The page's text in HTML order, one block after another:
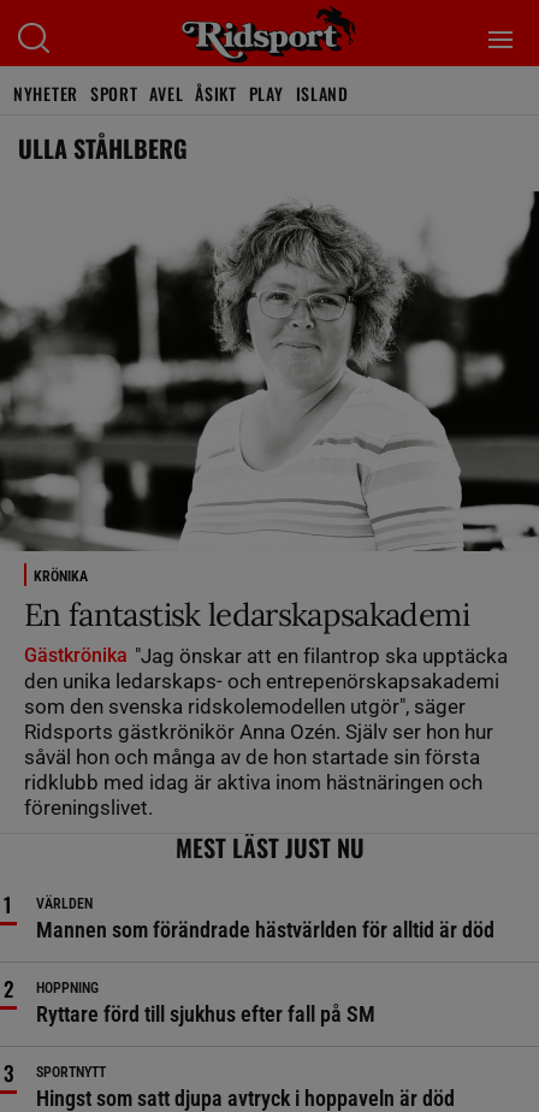
NYHETER SPORT AVEL ÅSIKT PLAY ISLAND
ULLA STÅHLBERG
KRÖNIKA
En fantastisk ledarskapsakademi
Gästkrönika "Jag önskar att en filantrop ska upptäcka
den unika ledarskaps- och entrepenörskapsakademi
som den svenska ridskolemodellen utgör", säger
Ridsports gästkrönikör Anna Ozén. Själv ser hon hur
såväl hon och många av de hon startade sin första
ridklubb med idag är aktiva inom hästnäringen och
föreningslivet.
MEST LÄST JUST NU
VÄRLDEN
Mannen som förändrade hästvärlden för alltid är död
HOPPNING
Ryttare förd till sjukhus efter fall på SM
SPORTNYTT
Hingst som satt djupa avtryck i hoppaveln är död